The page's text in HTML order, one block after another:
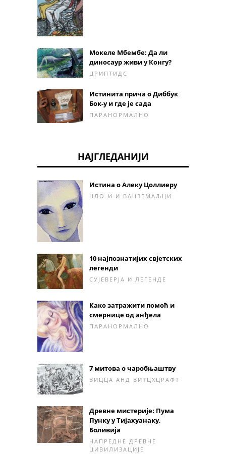
Мокеле Мбембе: Да ли
диносаур живи у Конгу?
ЦРИПТИДС
Истинита прича о Диббук
Бок-у и где је сада
ПАРАНОРМАЛНО
НАЈГЛЕДАНИЈИ
Истина о Алеку Цоллиеру
НЛО-И И ВАНЗЕМАЉЦИ
10 најпознатијих свјетских
легенди
СУЈЕВЕРЈА И ЛЕГЕНДЕ
Како затражити помоћ и
смернице од анђела
ПАРАНОРМАЛНО
7 митова о чаробњаштву
ВИЦЦА АНД ВИТЦХЦРАФТ
Древне мистерије: Пума
Пунку у Тијахуанаку,
Боливија
НАПРЕДНЕ ДРЕВНЕ
ЦИВИЛИЗАЦИЈЕ